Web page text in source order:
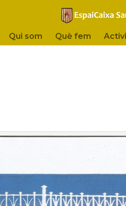
Qui som Què fem